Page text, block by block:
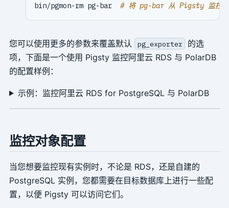
bin/pgmon-rm pg-bar # 将 pg-bar 从 Pigsty 监控中
您可以使用更多的参数来覆盖默认 pg_exporter
的选
项，下面是一个使用 Pigsty 监控阿里云 RDS 与 PolarDB
的配置样例：
示例：监控阿里云 RDS for PostgreSQL 与 PolarDB
监控对象配置
当您想要监控现有实例时，不论是 RDS，还是自建的
PostgreSQL 实例，您都需要在目标数据库上进行一些配
置，以便 Pigsty 可以访问它们。